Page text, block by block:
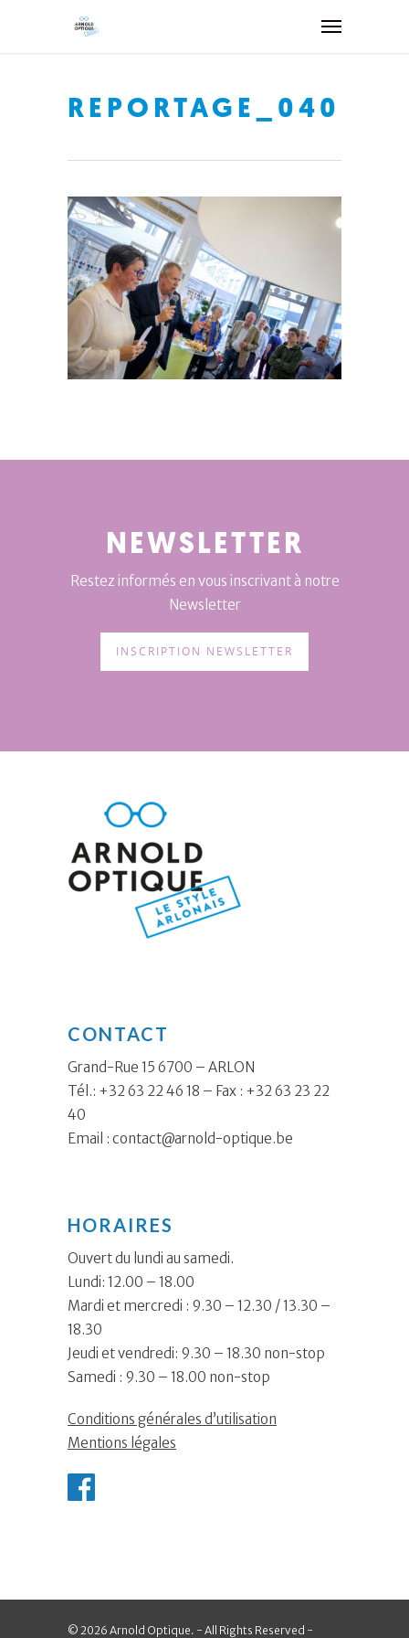
REPORTAGE_040
NEWSLETTER
Restez informés en vous inscrivant à notre
Newsletter
INSCRIPTION NEWSLETTER
CONTACT
Grand-Rue 15 6700 – ARLON
Tél.: +32 63 22 46 18 – Fax : +32 63 23 22
40
Email : contact@arnold-optique.be
HORAIRES
Ouvert du lundi au samedi.
Lundi: 12.00 – 18.00
Mardi et mercredi : 9.30 – 12.30 / 13.30 –
18.30
Jeudi et vendredi: 9.30 – 18.30 non-stop
Samedi : 9.30 – 18.00 non-stop
Conditions générales d’utilisation
Mentions légales
© 2026 Arnold Optique. - All Rights Reserved -